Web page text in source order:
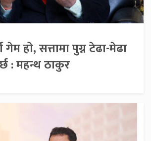
गेम हो, सत्तामा पुग्न टेढा-मेढा
: महन्थ ठाकुर